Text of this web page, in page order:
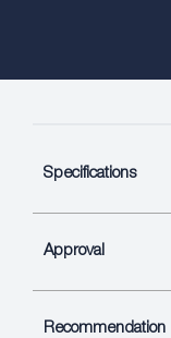
Specifications
Approval
Recommendation